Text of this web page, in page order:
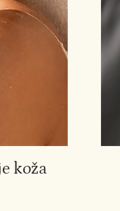
koža